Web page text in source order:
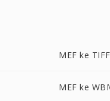
MEF ke TIFF
MEF ke